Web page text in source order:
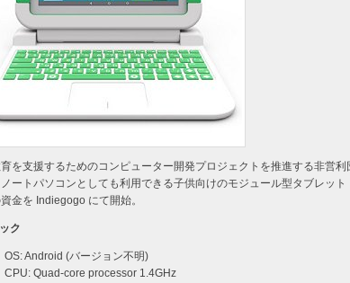
育を支援するためのコンピューター開発プロジェクトを推進する非営
ノートパソコンとしても利用できる子供向けのモジュール型タブレッ
金を Indiegogo にて開始。
ク
OS: Android (バージョン不明)
CPU: Quad-core processor 1.4GHz